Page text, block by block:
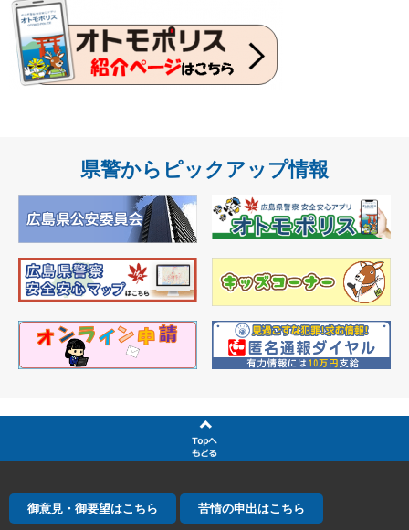
県警からピックアップ情報
御意見・御要望はこちら 苦情の申出はこちら